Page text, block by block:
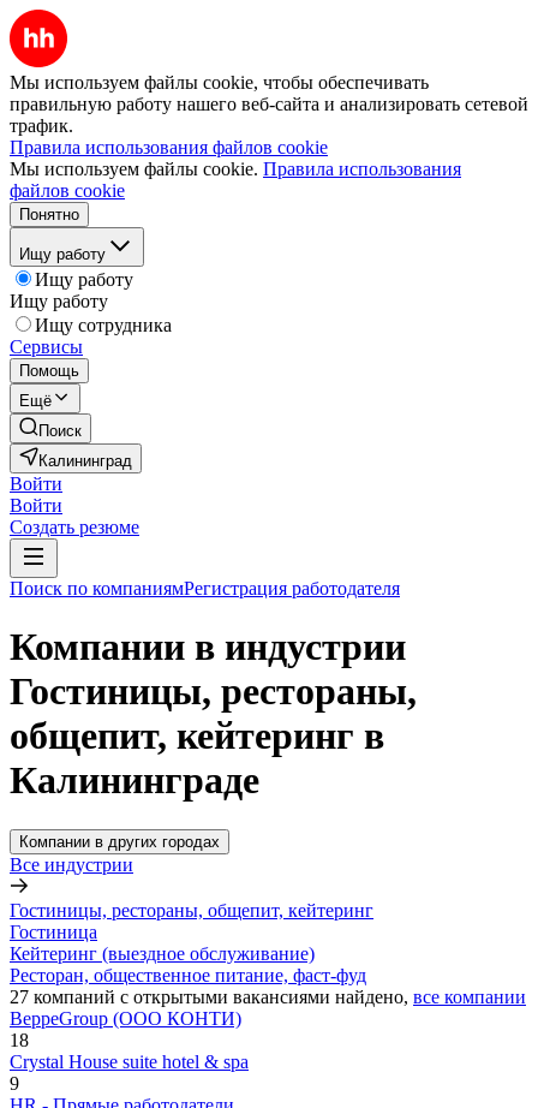
Мы используем файлы cookie, чтобы обеспечивать
правильную работу нашего веб-сайта и анализировать сетевой
трафик.
Правила использования файлов cookie
Мы используем файлы cookie. Правила использования
файлов cookie
Понятно
Ищу работу
Ищу работу
Ищу работу
Ищу сотрудника
Сервисы
Помощь
Ещё
Поиск
Калининград
Войти
Войти
Создать резюме
Поиск по компаниямРегистрация работодателя
Компании в индустрии
Гостиницы, рестораны,
общепит, кейтеринг в
Калининграде
Компании в других городах
Все индустрии
Гостиницы, рестораны, общепит, кейтеринг
Гостиница
Кейтеринг (выездное обслуживание)
Ресторан, общественное питание, фаст-фуд
27 компаний с открытыми вакансиями найдено, все компании
BeppeGroup (ООО КОНТИ)
18
Crystal House suite hotel & spa
9